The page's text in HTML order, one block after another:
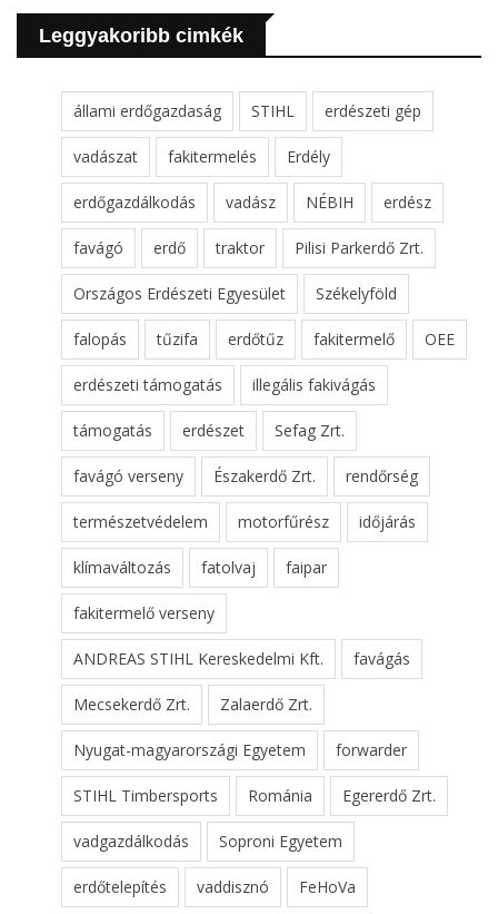
Leggyakoribb cimkék
állami erdőgazdaság STIHL erdészeti gép
vadászat fakitermelés Erdély
erdőgazdálkodás vadász NÉBIH erdész
favágó erdő traktor Pilisi Parkerdő Zrt.
Országos Erdészeti Egyesület Székelyföld
falopás tűzifa erdőtűz fakitermelő OEE
erdészeti támogatás illegális fakivágás
támogatás erdészet Sefag Zrt.
favágó verseny Északerdő Zrt. rendőrség
természetvédelem motorfűrész időjárás
klímaváltozás fatolvaj faipar
fakitermelő verseny
ANDREAS STIHL Kereskedelmi Kft. favágás
Mecsekerdő Zrt. Zalaerdő Zrt.
Nyugat-magyarországi Egyetem forwarder
STIHL Timbersports Románia Egererdő Zrt.
vadgazdálkodás Soproni Egyetem
erdőtelepítés vaddisznó FeHoVa